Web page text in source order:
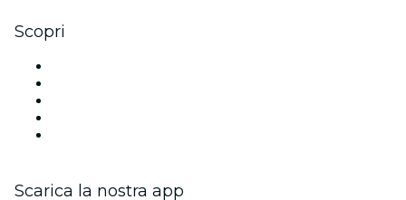
Scopri
Scarica la nostra app